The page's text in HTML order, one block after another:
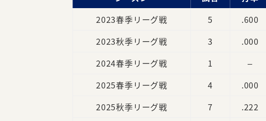
2023春季リーグ戦
5 .600
2023秋季リーグ戦
3 .000
2024春季リーグ戦
1 –
2025春季リーグ戦
4 .000
2025秋季リーグ戦
7 .222